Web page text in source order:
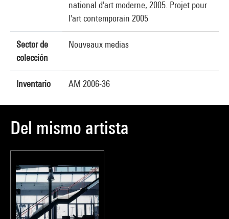
national d'art moderne, 2005. Projet pour
l'art contemporain 2005
Sector de
colección
Nouveaux medias
Inventario AM 2006-36
Del mismo artista